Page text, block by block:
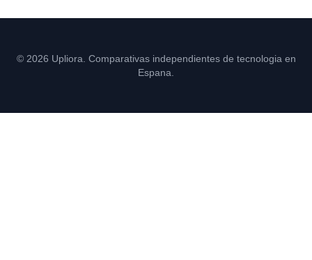
© 2026 Upliora. Comparativas independientes de tecnologia en
Espana.